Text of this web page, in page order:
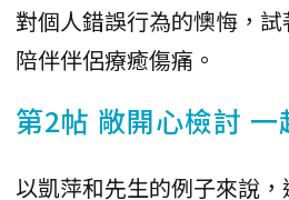
對個人錯誤行為的懊悔，試
陪伴伴侶療癒傷痛。
第2帖 敞開心檢討 一
以凱萍和先生的例子來說